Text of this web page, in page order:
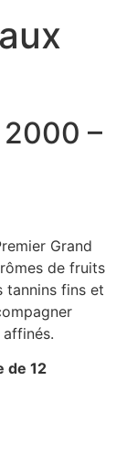
–
Grand
de fruits
tannins fins et
de 12